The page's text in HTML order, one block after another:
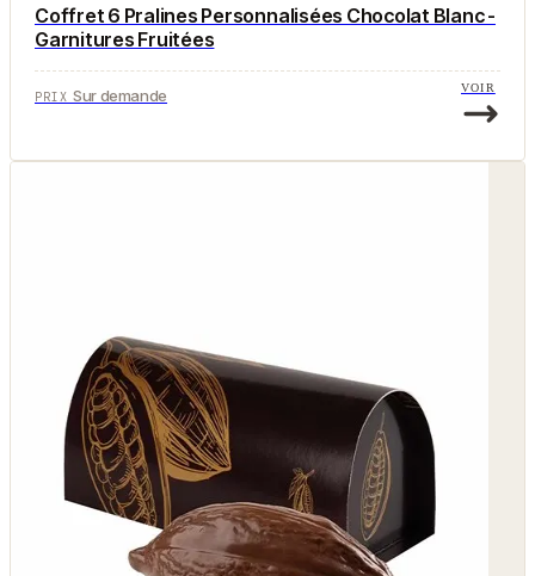
Coffret 6 Pralines Personnalisées Chocolat Blanc -
Garnitures Fruitées
PRIX Sur demande VOIR